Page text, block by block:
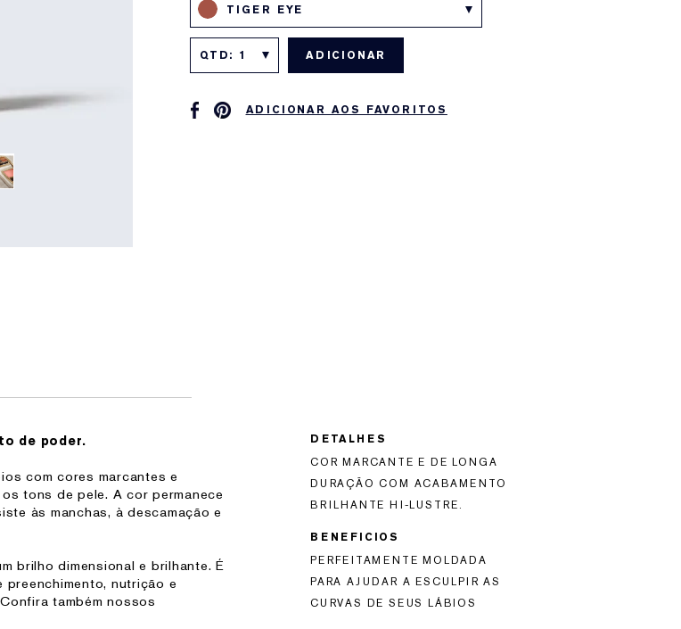
TIGER EYE
QTD: 1 ADICIONAR
ADICIONAR AOS FAVORITOS
de poder.
com cores marcantes e
tons de pele. A cor permanece
às manchas, à descamação e
brilho dimensional e brilhante. É
nutrição e
também nossos
DETALHES
COR MARCANTE E DE LONGA
DURAÇÃO COM ACABAMENTO
BRILHANTE HI-LUSTRE.
BENEFICIOS
PERFEITAMENTE MOLDADA
PARA AJUDAR A ESCULPIR AS
CURVAS DE SEUS LÁBIOS